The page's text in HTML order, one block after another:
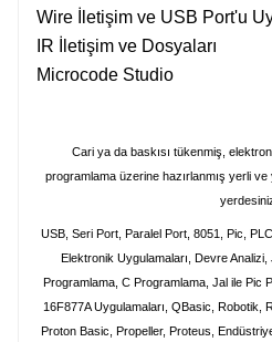
Wire İletişim ve USB Port'u
IR İletişim ve Dosyaları
Microcode Studio
Cari ya da baskısı tükenmiş,
programlama üzerine hazırlanmış yerli
USB, Seri Port, Paralel Port, 8051, Pic,
Elektronik Uygulamaları, Devre
Programlama, C Programlama, Jal ile Pic
16F877A Uygulamaları, QBasic, Robotik,
Proton Basic, Propeller, Proteus,